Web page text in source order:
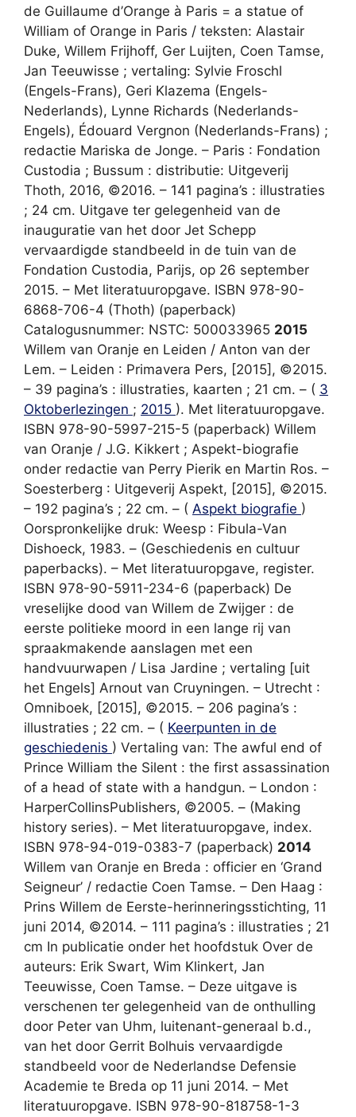
de Guillaume d’Orange à Paris = a statue of
William of Orange in Paris / teksten: Alastair
Duke, Willem Frijhoff, Ger Luijten, Coen Tamse,
Jan Teeuwisse ; vertaling: Sylvie Froschl
(Engels-Frans), Geri Klazema (Engels-
Nederlands), Lynne Richards (Nederlands-
Engels), Édouard Vergnon (Nederlands-Frans) ;
redactie Mariska de Jonge. – Paris : Fondation
Custodia ; Bussum : distributie: Uitgeverij
Thoth, 2016, ©2016. – 141 pagina’s : illustraties
; 24 cm. Uitgave ter gelegenheid van de
inauguratie van het door Jet Schepp
vervaardigde standbeeld in de tuin van de
Fondation Custodia, Parijs, op 26 september
2015. – Met literatuuropgave. ISBN 978-90-
6868-706-4 (Thoth) (paperback)
Catalogusnummer: NSTC: 500033965 2015
Willem van Oranje en Leiden / Anton van der
Lem. – Leiden : Primavera Pers, [2015], ©2015.
– 39 pagina’s : illustraties, kaarten ; 21 cm. – ( 3
Oktoberlezingen ; 2015 ). Met literatuuropgave.
ISBN 978-90-5997-215-5 (paperback) Willem
van Oranje / J.G. Kikkert ; Aspekt-biografie
onder redactie van Perry Pierik en Martin Ros. –
Soesterberg : Uitgeverij Aspekt, [2015], ©2015.
– 192 pagina’s ; 22 cm. – ( Aspekt biografie )
Oorspronkelijke druk: Weesp : Fibula-Van
Dishoeck, 1983. – (Geschiedenis en cultuur
paperbacks). – Met literatuuropgave, register.
ISBN 978-90-5911-234-6 (paperback) De
vreselijke dood van Willem de Zwijger : de
eerste politieke moord in een lange rij van
spraakmakende aanslagen met een
handvuurwapen / Lisa Jardine ; vertaling [uit
het Engels] Arnout van Cruyningen. – Utrecht :
Omniboek, [2015], ©2015. – 206 pagina’s :
illustraties ; 22 cm. – ( Keerpunten in de
geschiedenis ) Vertaling van: The awful end of
Prince William the Silent : the first assassination
of a head of state with a handgun. – London :
HarperCollinsPublishers, ©2005. – (Making
history series). – Met literatuuropgave, index.
ISBN 978-94-019-0383-7 (paperback) 2014
Willem van Oranje en Breda : officier en ‘Grand
Seigneur’ / redactie Coen Tamse. – Den Haag :
Prins Willem de Eerste-herinneringsstichting, 11
juni 2014, ©2014. – 111 pagina’s : illustraties ; 21
cm In publicatie onder het hoofdstuk Over de
auteurs: Erik Swart, Wim Klinkert, Jan
Teeuwisse, Coen Tamse. – Deze uitgave is
verschenen ter gelegenheid van de onthulling
door Peter van Uhm, luitenant-generaal b.d.,
van het door Gerrit Bolhuis vervaardigde
standbeeld voor de Nederlandse Defensie
Academie te Breda op 11 juni 2014. – Met
literatuuropgave. ISBN 978-90-818758-1-3